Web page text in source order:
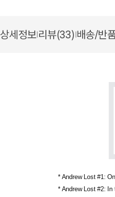
상세정보 리뷰(33) 배송/반
* Andrew Lost #1:
* Andrew Lost #2: In